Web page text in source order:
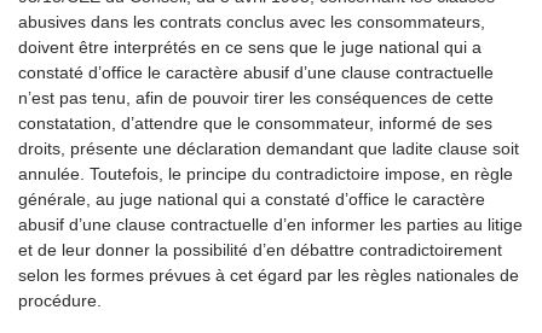
abusives dans les contrats conclus avec les consommateurs,
doivent être interprétés en ce sens que le juge national qui a
constaté d’office le caractère abusif d’une clause contractuelle
n’est pas tenu, afin de pouvoir tirer les conséquences de cette
constatation, d’attendre que le consommateur, informé de ses
droits, présente une déclaration demandant que ladite clause soit
annulée. Toutefois, le principe du contradictoire impose, en règle
générale, au juge national qui a constaté d’office le caractère
abusif d’une clause contractuelle d’en informer les parties au litige
et de leur donner la possibilité d’en débattre contradictoirement
selon les formes prévues à cet égard par les règles nationales de
procédure.